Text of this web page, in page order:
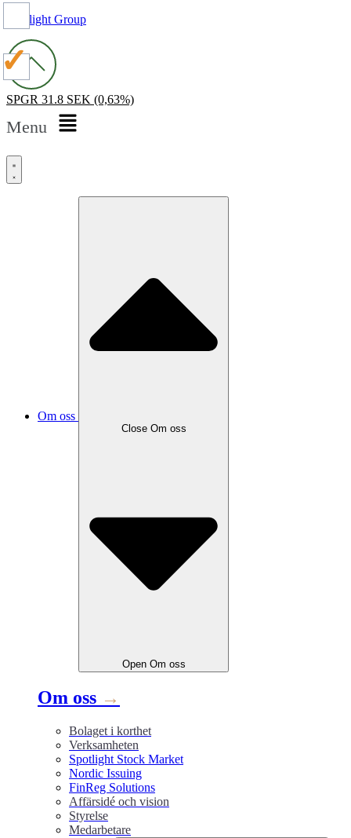
Spotlight Group
SPGR 31.8 SEK (0,63%)
Menu
Om oss
Close Om oss
Open Om oss
Om oss →
Bolaget i korthet
Verksamheten
Spotlight Stock Market
Nordic Issuing
FinReg Solutions
Affärsidé och vision
Styrelse
Medarbetare